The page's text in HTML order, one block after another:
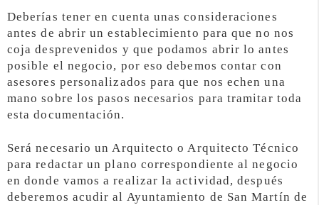
Deberías tener en cuenta unas consideraciones
antes de abrir un establecimiento para que no nos
coja desprevenidos y que podamos abrir lo antes
posible el negocio, por eso debemos contar con
asesores personalizados para que nos echen una
mano sobre los pasos necesarios para tramitar toda
esta documentación.
Será necesario un Arquitecto o Arquitecto Técnico
para redactar un plano correspondiente al negocio
en donde vamos a realizar la actividad, después
deberemos acudir al Ayuntamiento de San Martín de